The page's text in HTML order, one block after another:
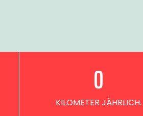
KILOMETER JÄHRLICH.
0